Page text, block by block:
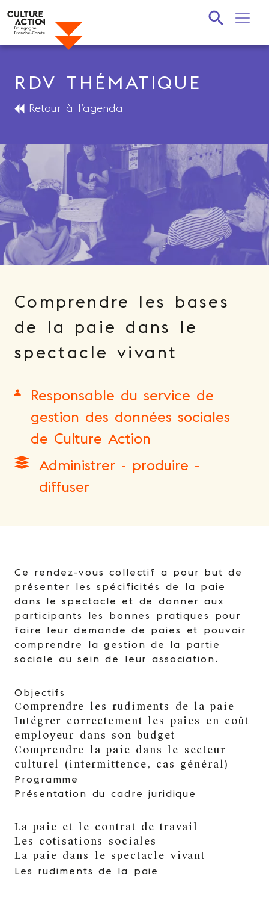
RDV THÉMATIQUE
Retour à l’agenda
Comprendre les bases
de la paie dans le
spectacle vivant
Responsable du service de
gestion des données sociales
de Culture Action
Administrer - produire -
diffuser
Ce rendez-vous collectif a pour but de
présenter les spécificités de la paie
dans le spectacle et de donner aux
participants les bonnes pratiques pour
faire leur demande de paies et pouvoir
comprendre la gestion de la partie
sociale au sein de leur association.
Objectifs
Comprendre les rudiments de la paie
Intégrer correctement les paies en coût
employeur dans son budget
Comprendre la paie dans le secteur
culturel (intermittence, cas général)
Programme
Présentation du cadre juridique
La paie et le contrat de travail
Les cotisations sociales
La paie dans le spectacle vivant
Les rudiments de la paie